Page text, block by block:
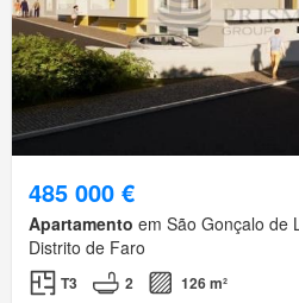
485 000 €
Apartamento em São Gonçalo de
Distrito de Faro
T3 2
126 m²